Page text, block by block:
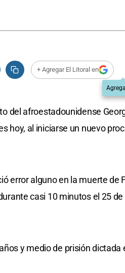
+ Agregar El Litoral en
del afroestadounidense
hoy, al iniciarse un nuevo
error alguno en la muerte de
casi 10 minutos el 25
y medio de prisión dictada